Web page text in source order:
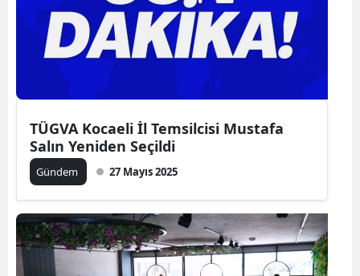
TÜGVA Kocaeli İl Temsilcisi Mustafa
Salın Yeniden Seçildi
Gündem 27 Mayıs 2025